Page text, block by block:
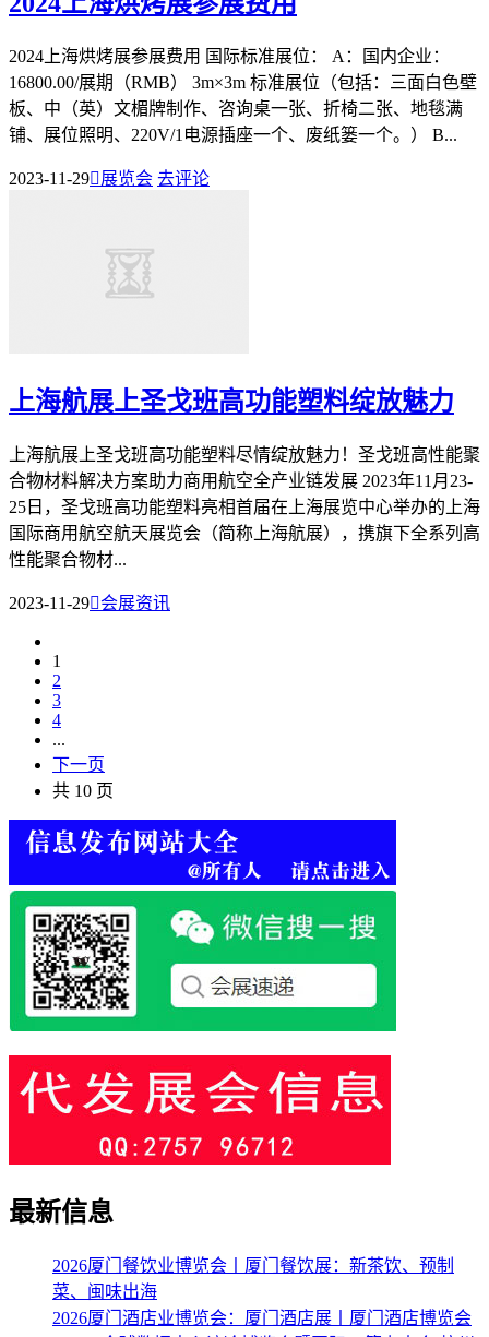
2024上海烘烤展参展费用 国际标准展位： A：国内企业：
16800.00/展期（RMB） 3m×3m 标准展位（包括：三面白色壁
板、中（英）文楣牌制作、咨询桌一张、折椅二张、地毯满
铺、展位照明、220V/1电源插座一个、废纸篓一个。） B...
2023-11-29展览会 去评论
上海航展上圣戈班高功能塑料绽放魅力
上海航展上圣戈班高功能塑料尽情绽放魅力！圣戈班高性能聚
合物材料解决方案助力商用航空全产业链发展 2023年11月23-
25日，圣戈班高功能塑料亮相首届在上海展览中心举办的上海
国际商用航空航天展览会（简称上海航展），携旗下全系列高
性能聚合物材...
2023-11-29会展资讯
1
2
3
4
...
下一页
共 10 页
最新信息
2026厦门餐饮业博览会丨厦门餐饮展：新茶饮、预制
菜、闽味出海
2026厦门酒店业博览会：厦门酒店展丨厦门酒店博览会